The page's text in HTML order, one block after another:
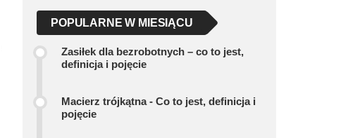
POPULARNE W MIESIĄCU
Zasiłek dla bezrobotnych – co to jest,
definicja i pojęcie
Macierz trójkątna - Co to jest, definicja i
pojęcie